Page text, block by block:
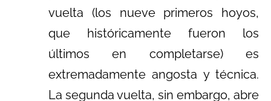
vuelta (los nueve primeros hoyos,
que históricamente fueron los
últimos en completarse) es
extremadamente angosta y técnica.
La segunda vuelta, sin embargo, abre